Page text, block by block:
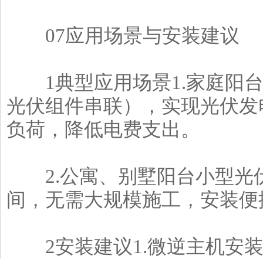
07应用场景与安装建议
1典型应用场景1.家庭阳台
光伏组件串联），实现光伏
负荷，降低电费支出。
2.公寓、别墅阳台小型光
间，无需大规模施工，安装
2安装建议1.微逆主机安装